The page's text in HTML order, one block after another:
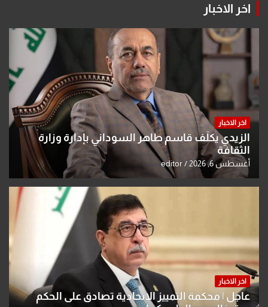
اخر الاخبار
اخر الاخبار
الزيدي يكلّف قاسم طاهر السوداني بإدارة وزارة
الثقافة
أغسطس 6, 2026 editor
اخر الاخبار
عاجل | محكمة التمييز الاتحادية تصادق على الحكم